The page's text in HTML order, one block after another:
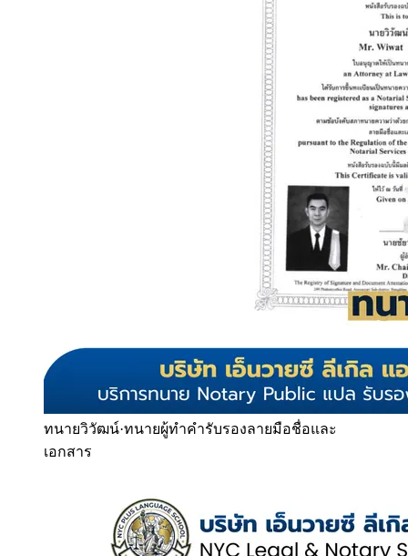
ทนายวิวัฒน์·ทนายผู้ทำคำรับรองลายมือชื่อและ
เอกสาร